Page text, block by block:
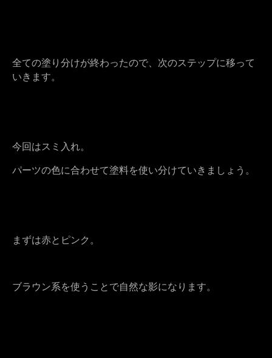
全ての塗り分けが終わったので、次のステップに移って
いきます。
今回はスミ入れ。
パーツの色に合わせて塗料を使い分けていきましょう。
まずは赤とピンク。
ブラウン系を使うことで自然な影になります。